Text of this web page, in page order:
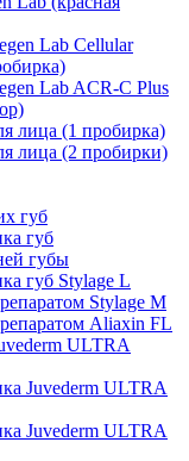
Lab Cellular
Lab ACR-C Plus
лица (1 пробирка)
лица (2 пробирки)
губ
губ
губы
губ Stylage L
Stylage M
Aliaxin FL
ULTRA
Juvederm ULTRA
Juvederm ULTRA